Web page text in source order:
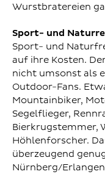
Wurstbratereien
Sport- und
Sport- und
auf ihre Kosten.
nicht umsonst als
Outdoor-Fans.
Mountainbiker,
Segelflieger,
Bierkrugstemmer,
Höhlenforscher.
überzeugend
Nürnberg/